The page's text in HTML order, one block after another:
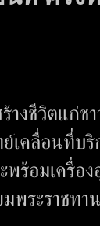
างชีวิตแก่ช
คลื่อนที่บริ
ร้อมเครื่อ
พระราชท